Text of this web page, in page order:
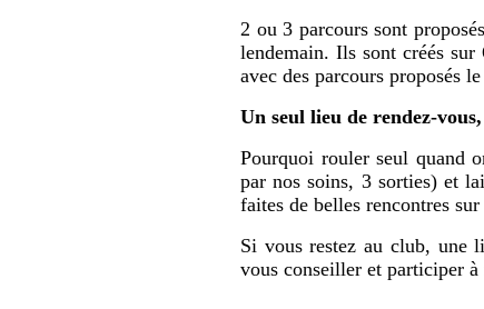
2 ou 3 parcours sont
lendemain. Ils sont créés
avec des parcours proposés
Un seul lieu de rendez-
Pourquoi rouler seul quand
par nos soins, 3 sorties) et
faites de belles rencontres
Si vous restez au club, une
vous conseiller et participer